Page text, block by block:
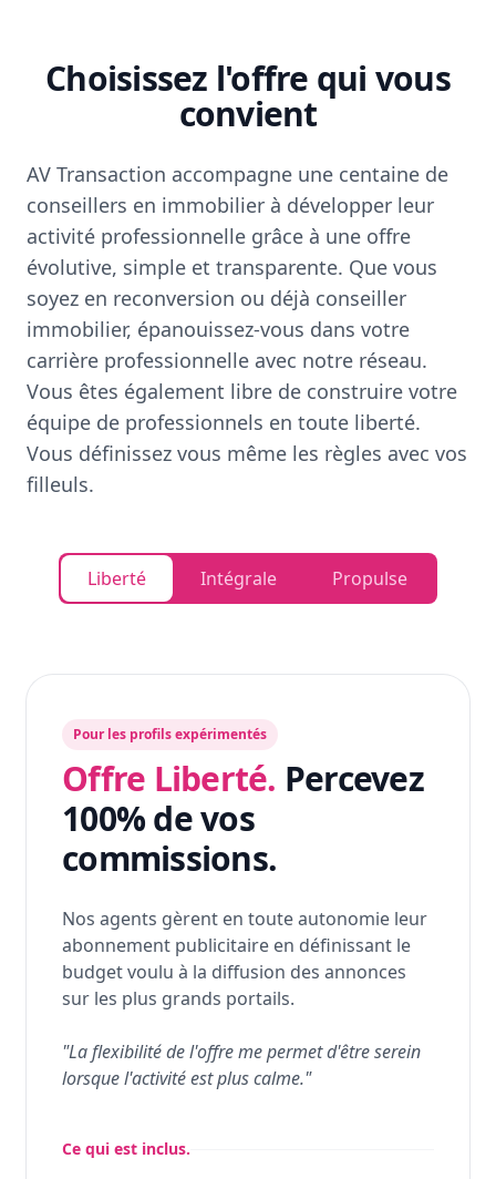
Choisissez l'offre qui vous
convient
AV Transaction accompagne une centaine de
conseillers en immobilier à développer leur
activité professionnelle grâce à une offre
évolutive, simple et transparente. Que vous
soyez en reconversion ou déjà conseiller
immobilier, épanouissez-vous dans votre
carrière professionnelle avec notre réseau.
Vous êtes également libre de construire votre
équipe de professionnels en toute liberté.
Vous définissez vous même les règles avec vos
filleuls.
Liberté Intégrale Propulse
Pour les profils expérimentés
Offre Liberté. Percevez
100% de vos
commissions.
Nos agents gèrent en toute autonomie leur
abonnement publicitaire en définissant le
budget voulu à la diffusion des annonces
sur les plus grands portails.
"La flexibilité de l'offre me permet d'être serein
lorsque l'activité est plus calme."
Ce qui est inclus.